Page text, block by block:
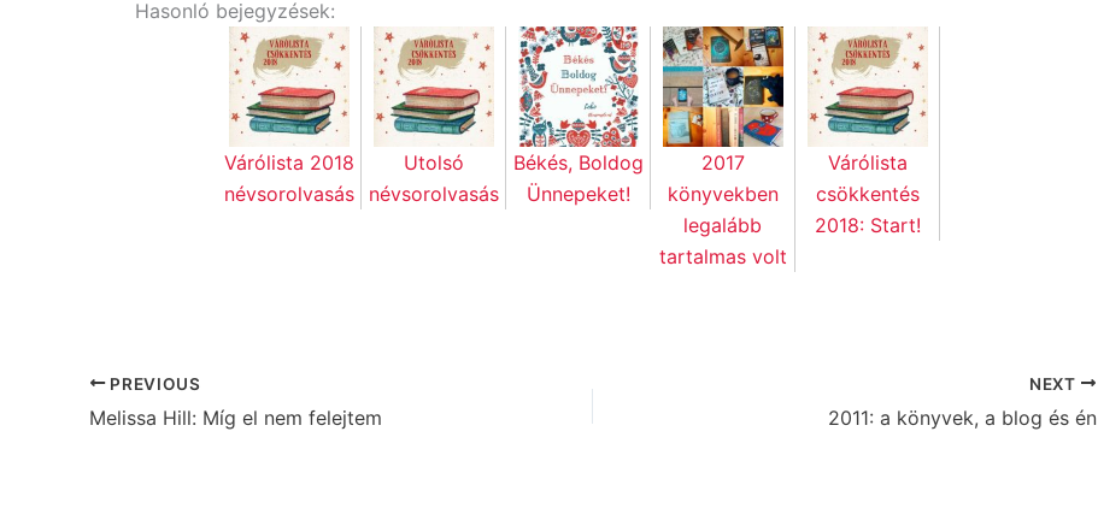
Hasonló bejegyzések:
Várólista 2018
névsorolvasás
Utolsó
névsorolvasás
Békés, Boldog
Ünnepeket!
2017
könyvekben
legalább
tartalmas volt
Várólista
csökkentés
2018: Start!
PREVIOUS
Melissa Hill: Míg el nem felejtem
NEXT
2011: a könyvek, a blog és én